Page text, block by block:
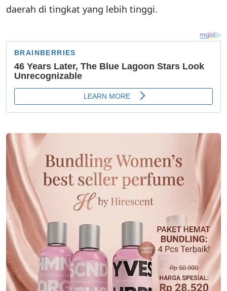
daerah di tingkat yang lebih tinggi.